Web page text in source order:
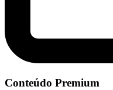
Conteúdo Premium